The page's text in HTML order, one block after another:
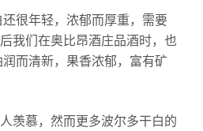
很年轻，浓郁而厚重，需要
我们在奥比昂酒庄品酒时，也
而清新，果香浓郁，富有矿
羡慕，然而更多波尔多干白的